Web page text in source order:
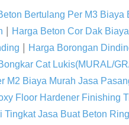
Bertulang Per M3
Harga Beton Cor Dak
Harga Borongan
Cat Lukis(MURAL/
M2 Biaya Murah Jasa
Floor Hardener Finishing
Tingkat Jasa Buat Beton